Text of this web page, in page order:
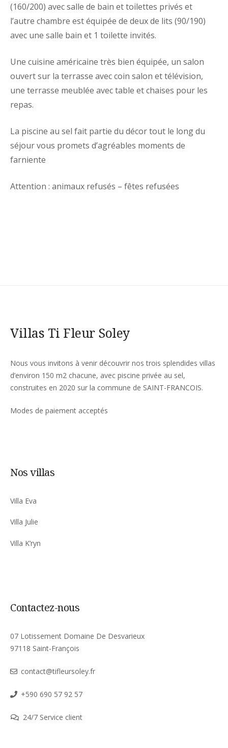
(160/200) avec salle de bain et toilettes privés et
l’autre chambre est équipée de deux de lits (90/190)
avec une salle bain et 1 toilette invités.
Une cuisine américaine très bien équipée, un salon
ouvert sur la terrasse avec coin salon et télévision,
une terrasse meublée avec table et chaises pour les
repas.
La piscine au sel fait partie du décor tout le long du
séjour vous promets d’agréables moments de
farniente
Attention : animaux refusés – fêtes refusées
Villas Ti Fleur Soley
Nous vous invitons à venir découvrir nos trois splendides villas
d’environ 150 m2 chacune, avec piscine privée au sel,
construites en 2020 sur la commune de SAINT-FRANCOIS.
Modes de paiement acceptés
Nos villas
Villa Eva
Villa Julie
Villa K’ryn
Contactez-nous
07 Lotissement Domaine De Desvarieux
97118 Saint-François
contact@tifleursoley.fr
+590 690 57 92 57
24/7 Service client